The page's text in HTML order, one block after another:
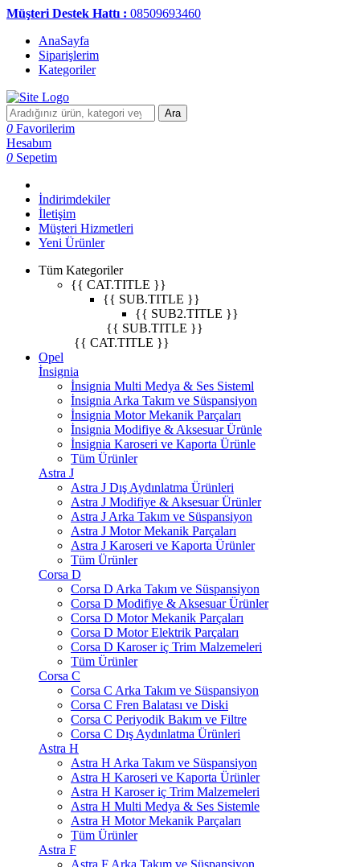
Müşteri Destek Hattı : 08509693460
AnaSayfa
Siparişlerim
Kategoriler
Ara
0 Favorilerim
Hesabım
0 Sepetim
İndirimdekiler
İletişim
Müşteri Hizmetleri
Yeni Ürünler
Tüm Kategoriler
{{ CAT.TITLE }}
{{ SUB.TITLE }}
{{ SUB2.TITLE }}
{{ SUB.TITLE }}
{{ CAT.TITLE }}
Opel
İnsignia
İnsignia Multi Medya & Ses Sisteml
İnsignia Arka Takım ve Süspansiyon
İnsignia Motor Mekanik Parçaları
İnsignia Modifiye & Aksesuar Ürünle
İnsignia Karoseri ve Kaporta Ürünle
Tüm Ürünler
Astra J
Astra J Dış Aydınlatma Ürünleri
Astra J Modifiye & Aksesuar Ürünler
Astra J Arka Takım ve Süspansiyon
Astra J Motor Mekanik Parçaları
Astra J Karoseri ve Kaporta Ürünler
Tüm Ürünler
Corsa D
Corsa D Arka Takım ve Süspansiyon
Corsa D Modifiye & Aksesuar Ürünler
Corsa D Motor Mekanik Parçaları
Corsa D Motor Elektrik Parçaları
Corsa D Karoser iç Trim Malzemeleri
Tüm Ürünler
Corsa C
Corsa C Arka Takım ve Süspansiyon
Corsa C Fren Balatası ve Diski
Corsa C Periyodik Bakım ve Filtre
Corsa C Dış Aydınlatma Ürünleri
Astra H
Astra H Arka Takım ve Süspansiyon
Astra H Karoseri ve Kaporta Ürünler
Astra H Karoser iç Trim Malzemeleri
Astra H Multi Medya & Ses Sistemle
Astra H Motor Mekanik Parçaları
Tüm Ürünler
Astra F
Astra F Arka Takım ve Süspansiyon